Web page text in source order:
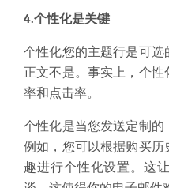
4.个性化是关键
个性化您的主题行是可
正文不是。事实上，个
率和点击率。
个性化是当您发送定制的
例如，您可以根据购买
趣进行个性化设置。这